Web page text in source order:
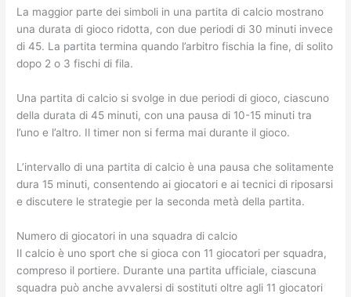
La maggior parte dei simboli in una partita di calcio mostrano
una durata di gioco ridotta, con due periodi di 30 minuti invece
di 45. La partita termina quando l’arbitro fischia la fine, di solito
dopo 2 o 3 fischi di fila.
Una partita di calcio si svolge in due periodi di gioco, ciascuno
della durata di 45 minuti, con una pausa di 10-15 minuti tra
l’uno e l’altro. Il timer non si ferma mai durante il gioco.
L’intervallo di una partita di calcio è una pausa che solitamente
dura 15 minuti, consentendo ai giocatori e ai tecnici di riposarsi
e discutere le strategie per la seconda metà della partita.
Numero di giocatori in una squadra di calcio
Il calcio è uno sport che si gioca con 11 giocatori per squadra,
compreso il portiere. Durante una partita ufficiale, ciascuna
squadra può anche avvalersi di sostituti oltre agli 11 giocatori